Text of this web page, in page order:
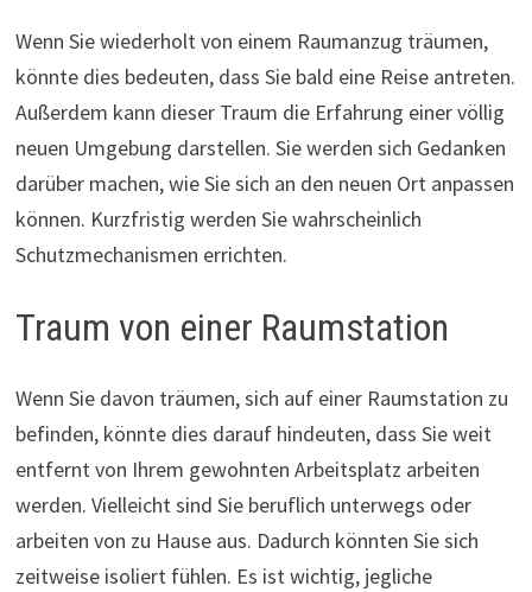
Wenn Sie wiederholt von einem Raumanzug träumen,
könnte dies bedeuten, dass Sie bald eine Reise antreten.
Außerdem kann dieser Traum die Erfahrung einer völlig
neuen Umgebung darstellen. Sie werden sich Gedanken
darüber machen, wie Sie sich an den neuen Ort anpassen
können. Kurzfristig werden Sie wahrscheinlich
Schutzmechanismen errichten.
Traum von einer Raumstation
Wenn Sie davon träumen, sich auf einer Raumstation zu
befinden, könnte dies darauf hindeuten, dass Sie weit
entfernt von Ihrem gewohnten Arbeitsplatz arbeiten
werden. Vielleicht sind Sie beruflich unterwegs oder
arbeiten von zu Hause aus. Dadurch könnten Sie sich
zeitweise isoliert fühlen. Es ist wichtig, jegliche